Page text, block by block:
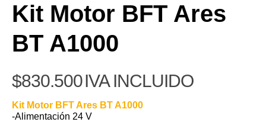
Kit Motor BFT Ares
BT A1000
$830.500IVA INCLUIDO
Kit Motor BFT Ares BT A1000
-Alimentación 24 V